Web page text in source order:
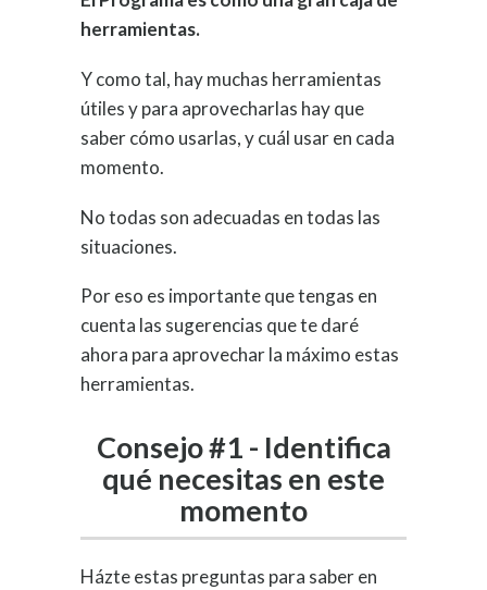
herramientas.
Y como tal, hay muchas herramientas
útiles y para aprovecharlas hay que
saber cómo usarlas, y cuál usar en cada
momento.
No todas son adecuadas en todas las
situaciones.
Por eso es importante que tengas en
cuenta las sugerencias que te daré
ahora para aprovechar la máximo estas
herramientas.
Consejo #1 - Identifica
qué necesitas en este
momento
Házte estas preguntas para saber en